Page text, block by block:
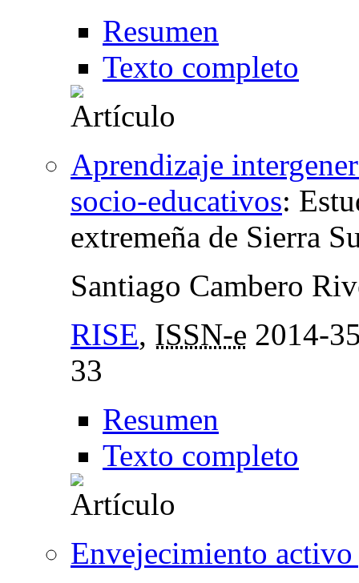
Resumen
Texto completo
Aprendizaje
socio-educativos:
extremeña de Sierra
Santiago Cambero
RISE, ISSN-e 2014-
33
Resumen
Texto completo
Envejecimiento